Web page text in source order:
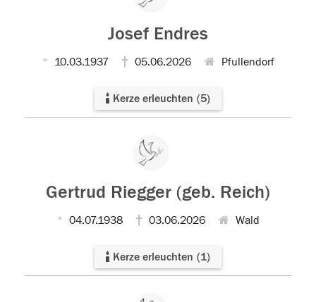
Josef Endres
10.03.1937 05.06.2026 Pfullendorf
Kerze erleuchten (5)
Gertrud Riegger (geb. Reich)
04.07.1938 03.06.2026 Wald
Kerze erleuchten (1)